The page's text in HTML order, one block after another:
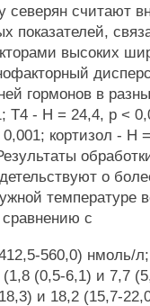
северян считают
показателей,
высоких
гормонов в
Т4 - Н = 24,4, р <
кортизол - Н
о
температуре
с
560,0) нмоль/
(0,5-6,1) и 7,7
и 18,2 (15,7-